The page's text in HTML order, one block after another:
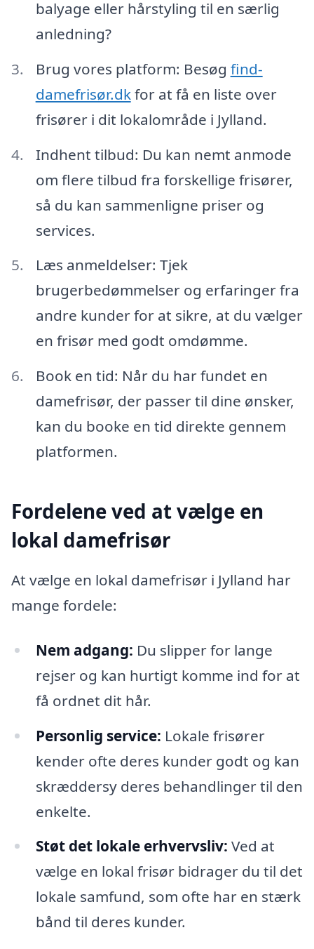
balyage eller hårstyling til en særlig
anledning?
Brug vores platform: Besøg find-
damefrisør.dkfor at få en liste over
frisører i dit lokalområde i Jylland.
Indhent tilbud: Du kan nemt anmode
om flere tilbud fra forskellige frisører,
så du kan sammenligne priser og
services.
Læs anmeldelser: Tjek
brugerbedømmelser og erfaringer fra
andre kunder for at sikre, at du vælger
en frisør med godt omdømme.
Book en tid: Når du har fundet en
damefrisør, der passer til dine ønsker,
kan du booke en tid direkte gennem
platformen.
Fordelene ved at vælge en
lokal damefrisør
At vælge en lokal damefrisør i Jylland har
mange fordele:
Nem adgang: Du slipper for lange
rejser og kan hurtigt komme ind for at
få ordnet dit hår.
Personlig service: Lokale frisører
kender ofte deres kunder godt og kan
skræddersy deres behandlinger til den
enkelte.
Støt det lokale erhvervsliv: Ved at
vælge en lokal frisør bidrager du til det
lokale samfund, som ofte har en stærk
bånd til deres kunder.